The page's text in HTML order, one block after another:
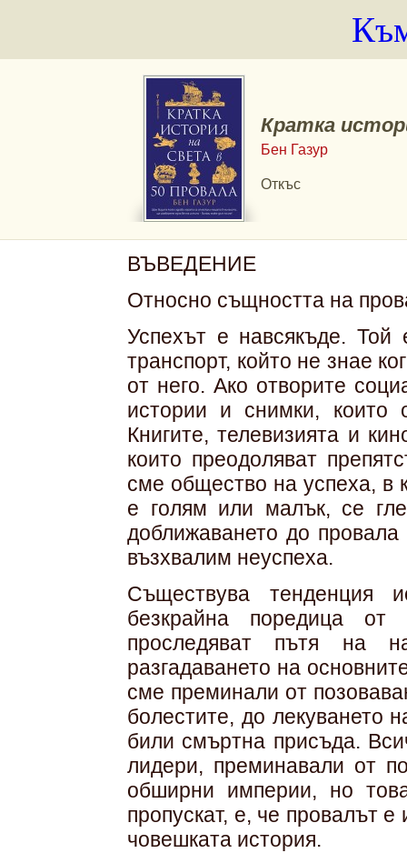
Кратка
Бен Газур
Откъс
ВЪВЕДЕНИЕ
Относно същността на
Успехът е навсякъде. Той
транспорт, който не знае
от него. Ако отворите
истории и снимки, които
Книгите, телевизията и
които преодоляват
сме общество на успеха, в
е голям или малък, се
доближаването до
възхвалим неуспеха.
Съществува тенденция
безкрайна поредица от
проследяват пътя на
разгадаването на
сме преминали от
болестите, до лекуването
били смъртна присъда.
лидери, преминавали от
обширни империи, но
пропускат, е, че провалът
човешката история.